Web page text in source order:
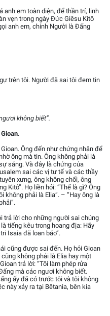
anh em toàn diện, để thần trí, linh
vẹn trong ngày Ðức Giêsu Kitô
anh em, chính Người là Ðấng
trên tôi. Người đã sai tôi đem tin
không biết”.
Ông đến như chứng nhân để
ông mà tin. Ông không phải là
sáng. Và đây là chứng của
sai các vị tư tế và các thầy
xưng, ông không chối, ông
Kitô”. Họ liền hỏi: “Thế là gì? Ông
không phải là Elia”. – “Hay ông là
trả lời cho những người sai chúng
tiếng kêu trong hoang địa: Hãy
Isaia đã loan báo”.
cũng được sai đến. Họ hỏi Gioan
không phải là Elia hay một
trả lời: “Tôi làm phép rửa
mà các ngươi không biết.
ấy đã có trước tôi và tôi không
này xảy ra tại Bêtania, bên kia